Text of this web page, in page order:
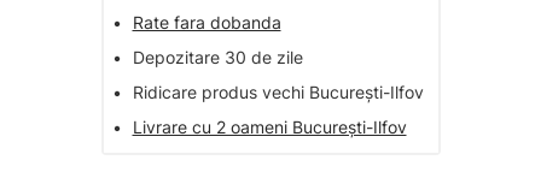
•
Rate fara dobanda
•
Depozitare 30 de zile
•
Ridicare produs vechi București-Ilfov
•
Livrare cu 2 oameni București-Ilfov